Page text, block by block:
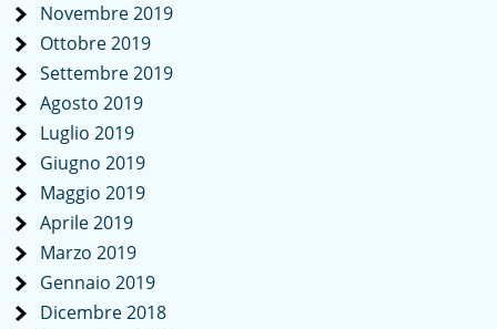
Novembre 2019
Ottobre 2019
Settembre 2019
Agosto 2019
Luglio 2019
Giugno 2019
Maggio 2019
Aprile 2019
Marzo 2019
Gennaio 2019
Dicembre 2018